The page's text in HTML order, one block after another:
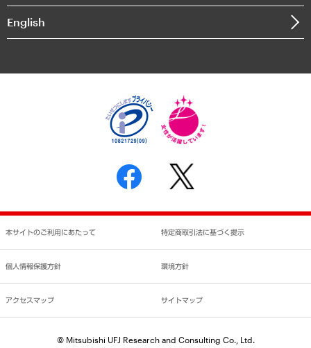
個人情報保護方針
反社会的勢力に対する基本方針
書面による個人情報の開示等の請求の手続きについて
English
本サイトのご利用にあたって 特定商取引法に基づく提示
個人情報保護方針 環境方針
アクセスマップ サイトマップ
© Mitsubishi UFJ Research and Consulting Co., Ltd.